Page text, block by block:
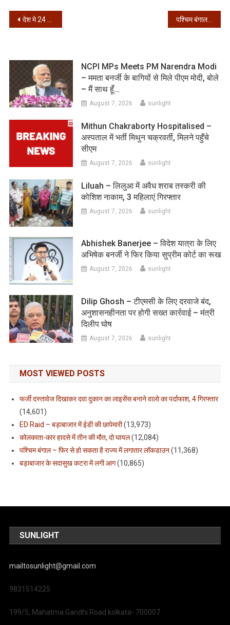
Post
देश मे 24 घंटे में कोरोना के 26,624 मामले, 29,690 हुए ठीक पश्चिम बंगाल – 24 घंटे में कोरोना के 1978 नए संक्रमित
NCPI MPs Meets PM Narendra Modi
– ममता बनर्जी के बागियों से मिले पीएम मोदी, बोले
– मैं साथ हूँ…
August 7, 2026 sunlight
Mithun Chakraborty Hospitalised –
अस्पताल में भर्ती मिथुन चक्रवर्ती, मिलने पहुँचे
सीएम
August 7, 2026 sunlight
Liluah – लिलुआ में अवैध शराब तस्करी की
कोशिश नाकाम, 3 महिलाएं गिरफ्तार
August 7, 2026 sunlight
Abhishek Banerjee – विदेश यात्रा के लिए
अभिषेक बनर्जी ने फिर किया सुप्रीम कोर्ट का रूख
August 7, 2026 sunlight
Dilip Ghosh – टीएमसी के लिए दरवाजे बंद,
अनुशासनहीनता पर होगी सख्त कार्रवाई – मंत्री
दिलीप घोष
August 7, 2026 sunlight
MOST VIEWED POSTS
फर्जी दस्तावेज दिखाकर दवा दुकान का लाइसेंस बनाने वालो का पर्दाफाश, 4 गिरफ्तार
(14,601)
ED Raid – बड़ाबाजार में ईडी की छापेमारी(13,973)
कोलकाता-कार हादसे में तीन की मौत, दो घायल(12,084)
पश्चिम बंगाल – फिर से हो सकता है राज्य में लगातार लॉकडाउन(11,368)
बड़ाबाजार के सदासुख कटरा में लगी आग(10,865)
SUNLIGHT
mailtosunlight@gmail.com
9831514225
199/5, Mahatma Gandhi Road kolkata- 700007